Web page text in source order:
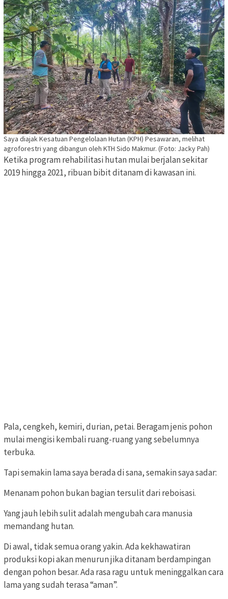
Saya diajak Kesatuan Pengelolaan Hutan (KPH) Pesawaran, melihat
agroforestri yang dibangun oleh KTH Sido Makmur. (Foto: Jacky Pah)
Ketika program rehabilitasi hutan mulai berjalan sekitar
2019 hingga 2021, ribuan bibit ditanam di kawasan ini.
Pala, cengkeh, kemiri, durian, petai. Beragam jenis pohon
mulai mengisi kembali ruang-ruang yang sebelumnya
terbuka.
Tapi semakin lama saya berada di sana, semakin saya sadar:
Menanam pohon bukan bagian tersulit dari reboisasi.
Yang jauh lebih sulit adalah mengubah cara manusia
memandang hutan.
Di awal, tidak semua orang yakin. Ada kekhawatiran
produksi kopi akan menurun jika ditanam berdampingan
dengan pohon besar. Ada rasa ragu untuk meninggalkan cara
lama yang sudah terasa “aman”.